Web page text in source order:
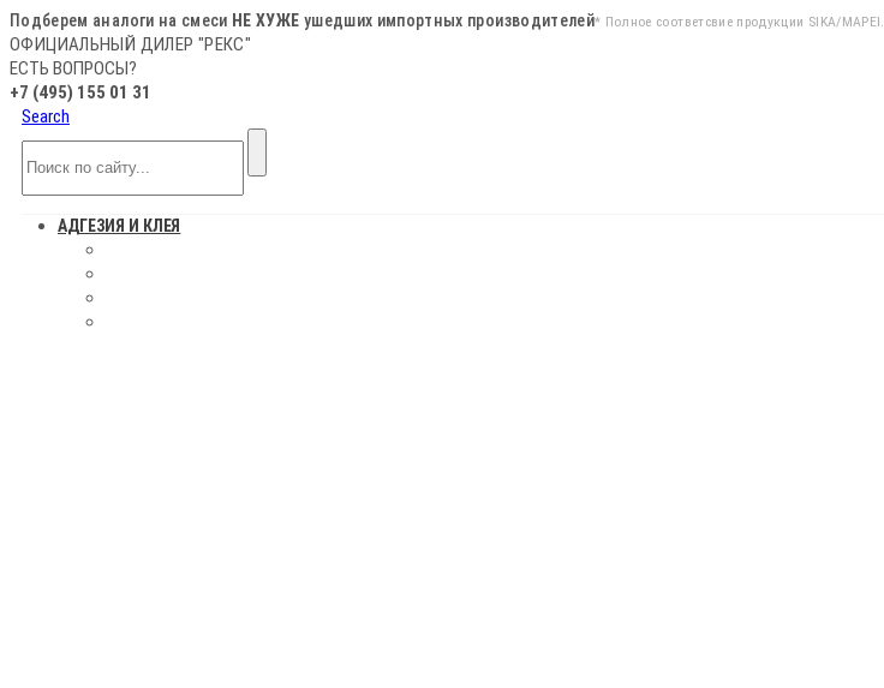
Подберем аналоги на смеси НЕ ХУЖЕ ушедших импортных производителей* Полное соответсвие продукции SIKA/MAPEI.
ОФИЦИАЛЬНЫЙ ДИЛЕР "РЕКС"
ЕСТЬ ВОПРОСЫ?
+7 (495) 155 01 31
Search
АДГЕЗИЯ И КЛЕЯ